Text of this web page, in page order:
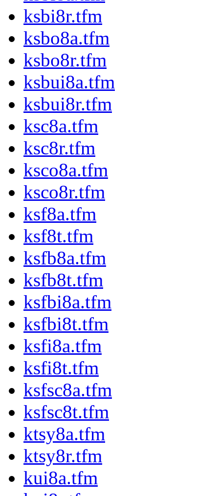
ksbi8r.tfm
ksbo8a.tfm
ksbo8r.tfm
ksbui8a.tfm
ksbui8r.tfm
ksc8a.tfm
ksc8r.tfm
ksco8a.tfm
ksco8r.tfm
ksf8a.tfm
ksf8t.tfm
ksfb8a.tfm
ksfb8t.tfm
ksfbi8a.tfm
ksfbi8t.tfm
ksfi8a.tfm
ksfi8t.tfm
ksfsc8a.tfm
ksfsc8t.tfm
ktsy8a.tfm
ktsy8r.tfm
kui8a.tfm